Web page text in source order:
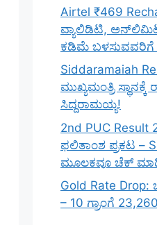
Airtel ₹469
ವ್ಯಾಲಿಡಿಟಿ,
ಕಡಿಮೆ ಬಳಸುವವರಿಗೆ
Siddaramaiah
ಮುಖ್ಯಮಂತ್ರಿ
ಸಿದ್ದರಾಮಯ್ಯ!
2nd PUC Result
ಫಲಿತಾಂಶ ಪ್ರಕಟ –
ಮೂಲಕವೂ ಚೆಕ್
Gold Rate
– 10 ಗ್ರಾಂಗೆ